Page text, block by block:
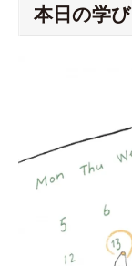
本日の学び